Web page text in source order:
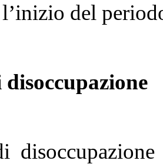
del